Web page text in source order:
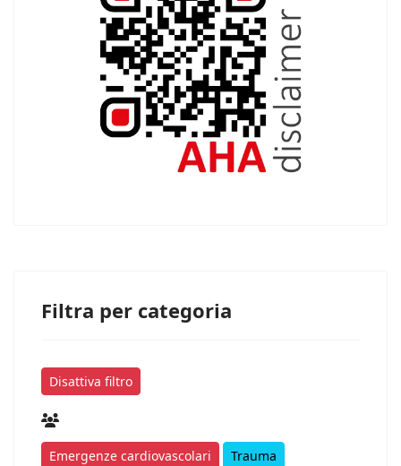
Filtra per categoria
Disattiva filtro
Emergenze cardiovascolari
Trauma